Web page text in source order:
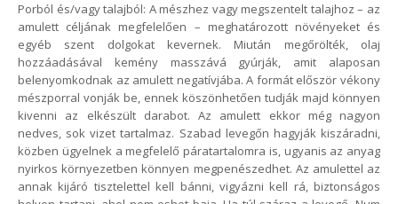
Porból és/vagy talajból: A mészhez vagy megszentelt talajhoz – az
amulett céljának megfelelően – meghatározott növényeket és
egyéb szent dolgokat kevernek. Miután megőrölték, olaj
hozzáadásával kemény masszává gyúrják, amit alaposan
belenyomkodnak az amulett negatívjába. A formát először vékony
mészporral vonják be, ennek köszönhetően tudják majd könnyen
kivenni az elkészült darabot. Az amulett ekkor még nagyon
nedves, sok vizet tartalmaz. Szabad levegőn hagyják kiszáradni,
közben ügyelnek a megfelelő páratartalomra is, ugyanis az anyag
nyirkos környezetben könnyen megpenészedhet. Az amulettel az
annak kijáró tisztelettel kell bánni, vigyázni kell rá, biztonságos